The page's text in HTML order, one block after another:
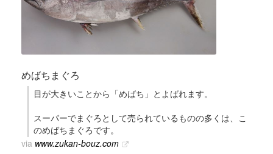
めばちまぐろ
目が大きいことから「めばち」とよばれます。
スーパーでまぐろとして売られているものの多くは、こ
のめばちまぐろです。
via www.zukan-bouz.com